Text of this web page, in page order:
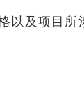
以及项目